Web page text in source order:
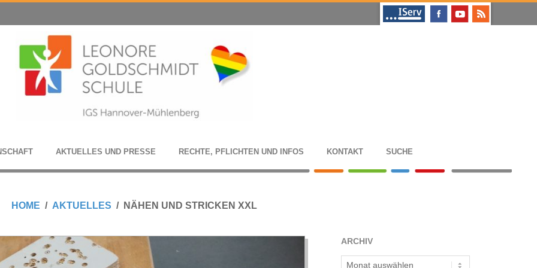
AKTU­EL­LES UND PRESSE RECHTE, PFLICH­TEN UND INFOS KON­TAKT SUCHE
HOME AKTUELLES NÄHEN UND STRICKEN XXL
ARCHIV
Archiv